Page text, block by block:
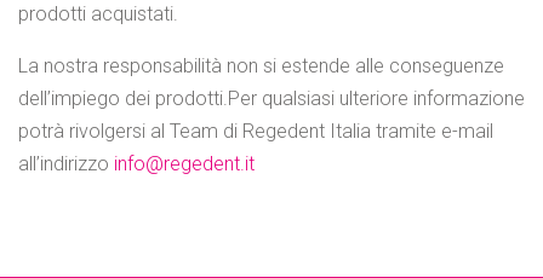
prodotti acquistati.
La nostra responsabilità non si estende alle conseguenze
dell’impiego dei prodotti.Per qualsiasi ulteriore informazione
potrà rivolgersi al Team di Regedent Italia tramite e-mail
all’indirizzo info@regedent.it